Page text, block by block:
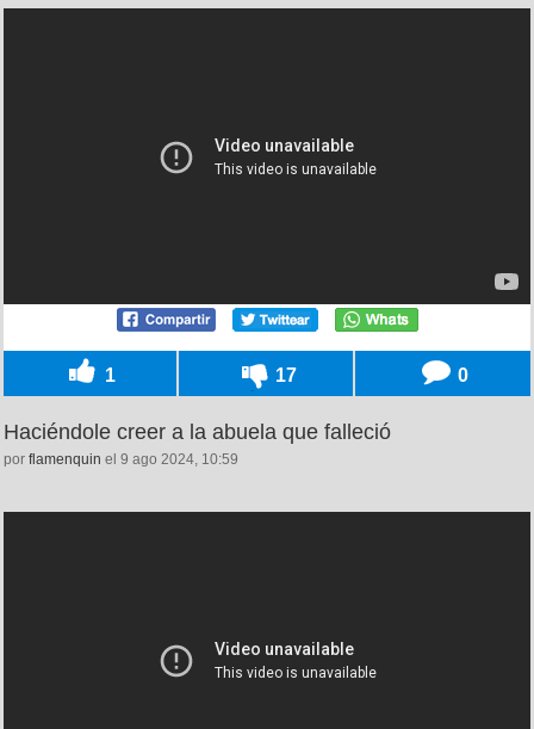
1 17 0
Haciéndole creer a la abuela que falleció
por flamenquin el 9 ago 2024, 10:59